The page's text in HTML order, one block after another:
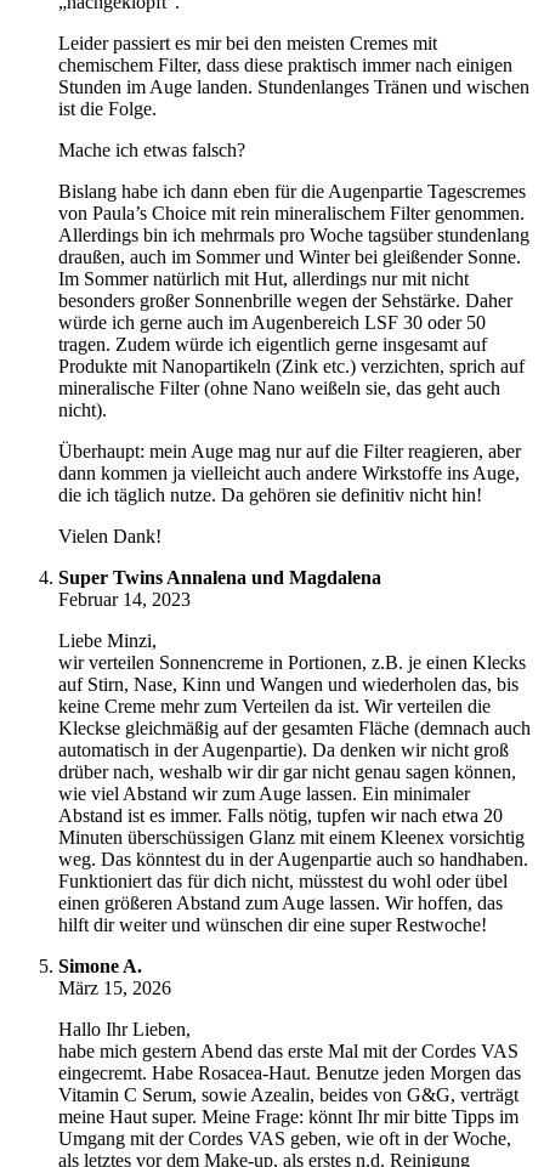
Leider passiert es mir bei den meisten Cremes mit
chemischem Filter, dass diese praktisch immer nach einigen
Stunden im Auge landen. Stundenlanges Tränen und wischen
ist die Folge.
Mache ich etwas falsch?
Bislang habe ich dann eben für die Augenpartie Tagescremes
von Paula’s Choice mit rein mineralischem Filter genommen.
Allerdings bin ich mehrmals pro Woche tagsüber stundenlang
draußen, auch im Sommer und Winter bei gleißender Sonne.
Im Sommer natürlich mit Hut, allerdings nur mit nicht
besonders großer Sonnenbrille wegen der Sehstärke. Daher
würde ich gerne auch im Augenbereich LSF 30 oder 50
tragen. Zudem würde ich eigentlich gerne insgesamt auf
Produkte mit Nanopartikeln (Zink etc.) verzichten, sprich auf
mineralische Filter (ohne Nano weißeln sie, das geht auch
nicht).
Überhaupt: mein Auge mag nur auf die Filter reagieren, aber
dann kommen ja vielleicht auch andere Wirkstoffe ins Auge,
die ich täglich nutze. Da gehören sie definitiv nicht hin!
Vielen Dank!
Super Twins Annalena und Magdalena
Februar 14, 2023
Liebe Minzi,
wir verteilen Sonnencreme in Portionen, z.B. je einen Klecks
auf Stirn, Nase, Kinn und Wangen und wiederholen das, bis
keine Creme mehr zum Verteilen da ist. Wir verteilen die
Kleckse gleichmäßig auf der gesamten Fläche (demnach auch
automatisch in der Augenpartie). Da denken wir nicht groß
drüber nach, weshalb wir dir gar nicht genau sagen können,
wie viel Abstand wir zum Auge lassen. Ein minimaler
Abstand ist es immer. Falls nötig, tupfen wir nach etwa 20
Minuten überschüssigen Glanz mit einem Kleenex vorsichtig
weg. Das könntest du in der Augenpartie auch so handhaben.
Funktioniert das für dich nicht, müsstest du wohl oder übel
einen größeren Abstand zum Auge lassen. Wir hoffen, das
hilft dir weiter und wünschen dir eine super Restwoche!
Simone A.
März 15, 2026
Hallo Ihr Lieben,
habe mich gestern Abend das erste Mal mit der Cordes VAS
eingecremt. Habe Rosacea-Haut. Benutze jeden Morgen das
Vitamin C Serum, sowie Azealin, beides von G&G, verträgt
meine Haut super. Meine Frage: könnt Ihr mir bitte Tipps im
Umgang mit der Cordes VAS geben, wie oft in der Woche,
als letztes vor dem Make-up, als erstes n.d. Reinigung